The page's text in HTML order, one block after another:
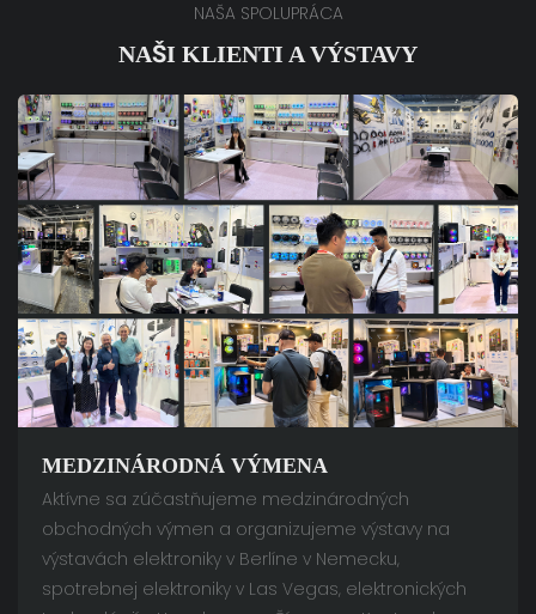
NAŠA SPOLUPRÁCA
NAŠI KLIENTI A VÝSTAVY
MEDZINÁRODNÁ VÝMENA
Aktívne sa zúčastňujeme medzinárodných
obchodných výmen a organizujeme výstavy na
výstavách elektroniky v Berlíne v Nemecku,
spotrebnej elektroniky v Las Vegas, elektronických